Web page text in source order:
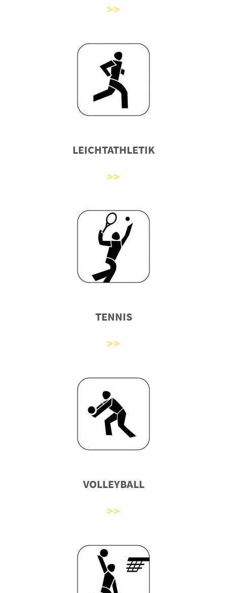
LEICHTATHLETIK
TENNIS
VOLLEYBALL